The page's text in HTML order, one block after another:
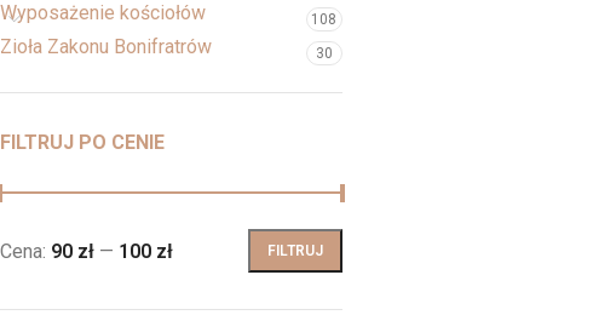
Wyposażenie kościołów 108
Zioła Zakonu Bonifratrów 30
FILTRUJ PO CENIE
FILTRUJ
Cena: 90 zł — 100 zł